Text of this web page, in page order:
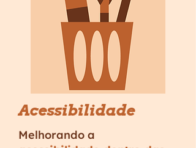
Acessibilidade
Melhorando a